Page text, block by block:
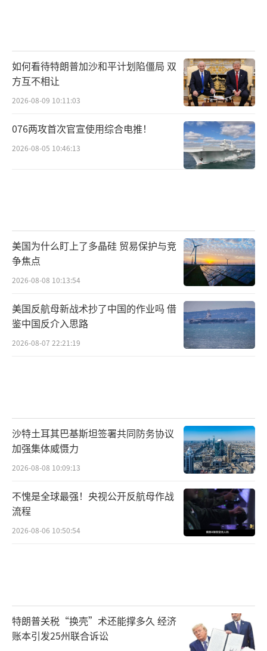
如何看待特朗普加沙和平计划陷僵局 双
方互不相让
2026-08-09 10:11:03
076两攻首次官宣使用综合电推！
2026-08-05 10:46:13
美国为什么盯上了多晶硅 贸易保护与竞
争焦点
2026-08-08 10:13:54
美国反航母新战术抄了中国的作业吗 借
鉴中国反介入思路
2026-08-07 22:21:19
沙特土耳其巴基斯坦签署共同防务协议
加强集体威慑力
2026-08-08 10:09:13
不愧是全球最强！央视公开反航母作战
流程
2026-08-06 10:50:54
特朗普关税“换壳”术还能撑多久 经济
账本引发25州联合诉讼